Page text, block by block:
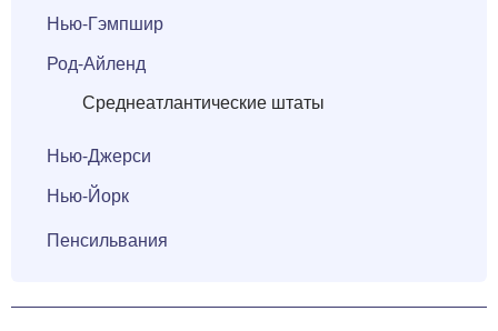
Нью-Гэмпшир
Род-Айленд
Среднеатлантические штаты
Нью-Джерси
Нью-Йорк
Пенсильвания